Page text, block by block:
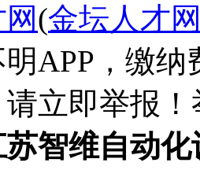
(金坛人才
APP，缴
立即举报
苏智维自动